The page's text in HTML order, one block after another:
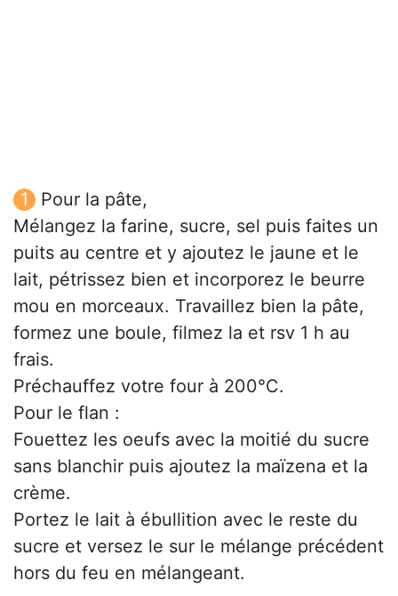
Pour la pâte,
Mélangez la farine, sucre, sel puis faites un
puits au centre et y ajoutez le jaune et le
lait, pétrissez bien et incorporez le beurre
mou en morceaux. Travaillez bien la pâte,
formez une boule, filmez la et rsv 1 h au
frais.
Préchauffez votre four à 200°C.
Pour le flan :
Fouettez les oeufs avec la moitié du sucre
sans blanchir puis ajoutez la maïzena et la
crème.
Portez le lait à ébullition avec le reste du
sucre et versez le sur le mélange précédent
hors du feu en mélangeant.